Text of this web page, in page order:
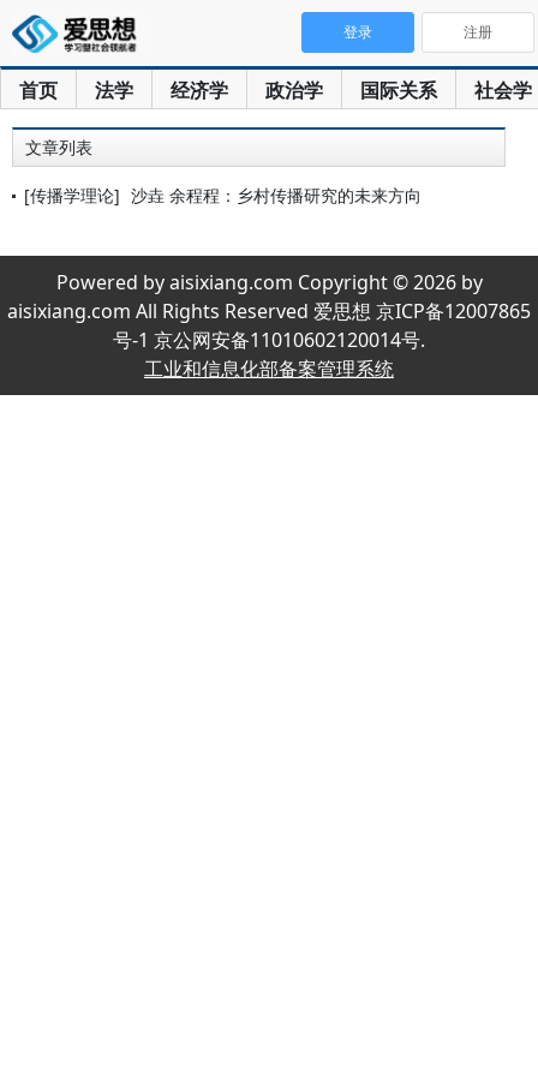
首页 法学 经济学 政治学 国际关系 社会学
登录 注册
文章列表
[传播学理论] 沙垚 余程程：乡村传播研究的未来方向
Powered by aisixiang.com Copyright © 2026 by
aisixiang.com All Rights Reserved 爱思想 京ICP备12007865
号-1 京公网安备11010602120014号.
工业和信息化部备案管理系统